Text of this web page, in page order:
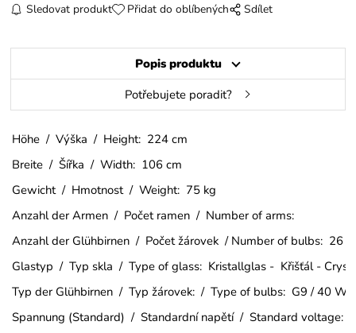
Sledovat produkt Přidat do oblíbených Sdílet
Popis produktu
Potřebujete poradit?
Höhe / Výška / Height: 224 cm
Breite / Šířka / Width: 106 cm
Gewicht / Hmotnost / Weight: 75 kg
Anzahl der Armen / Počet ramen / Number of arms:
Anzahl der Glühbirnen / Počet žárovek / Number of bulbs: 26
Glastyp / Typ skla / Type of glass: Kristallglas - Křišťál -
Typ der Glühbirnen / Typ žárovek: / Type of bulbs: G9 / 40 W
Spannung (Standard) / Standardní napětí / Standard voltage: